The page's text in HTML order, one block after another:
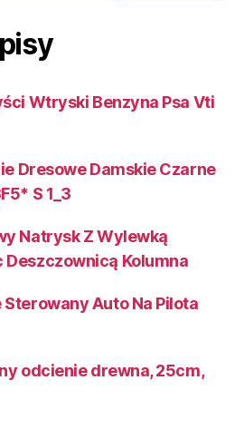
Wtryski Benzyna Psa Vti
Dresowe Damskie Czarne
S 1_3
Natrysk Z Wylewką
Deszczownicą Kolumna
Auto Na Pilota
odcienie drewna, 25cm,